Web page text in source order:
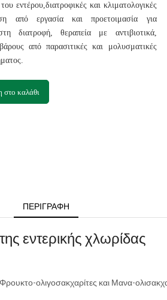
εντέρου,διατροφικές και κλιματολογικές
από εργασία και προετοιμασία για
διατροφή, θεραπεία με αντιβιοτικά,
από παρασιτικές και μολυσματικές
στο καλάθι
ΠΕΡΙΓΡΑΦΉ
εντερικής χλωρίδας
ολιγοσακχαρίτες και Μανα-